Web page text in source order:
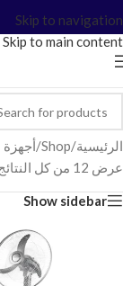
Skip to navigation
Skip to main content
الرئيسية/
Shop
/أجهزة
عرض ⁦12⁩ من كل النتائج
Show sidebar